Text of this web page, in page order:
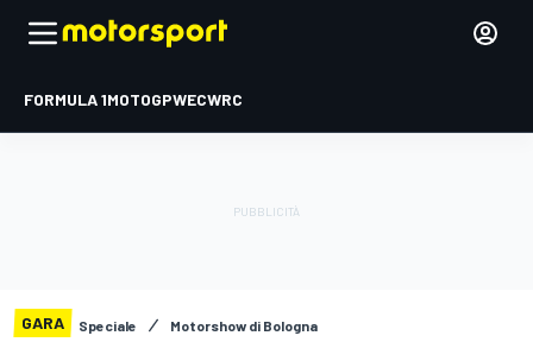
FORMULA 1MOTOGPWECWRC
GARA Speciale Motorshow di Bologna